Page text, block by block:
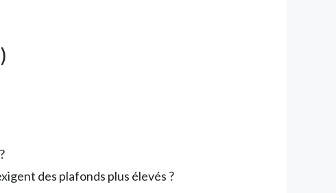
des plafonds plus élevés ?